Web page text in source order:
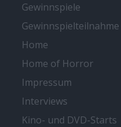
Gewinnspiele
Gewinnspielteilnahme
Home
Home of Horror
Impressum
Interviews
Kino- und DVD-Starts